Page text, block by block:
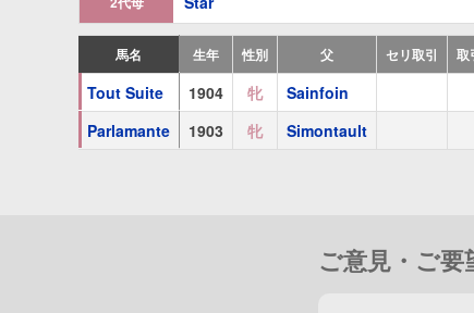
馬名 生年 性別 父 セリ取引 取
Tout Suite 1904 牝
Sainfoin
Parlamante
1903 牝 Simontault
ご意見・ご要